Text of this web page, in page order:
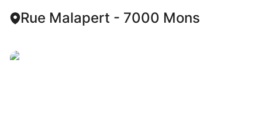
Rue Malapert - 7000 Mons